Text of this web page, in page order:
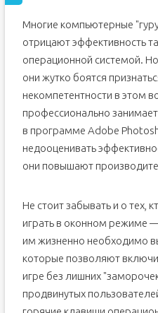
Многие компьютерные
отрицают эффективность
операционной системой. Но
они жутко боятся
некомпетентности в этом
профессионально
в программе Adobe
недооценивать
они повышают
Не стоит забывать и о тех,
играть в оконном режиме
им жизненно необходимо
которые позволяют
игре без лишних
продвинутых